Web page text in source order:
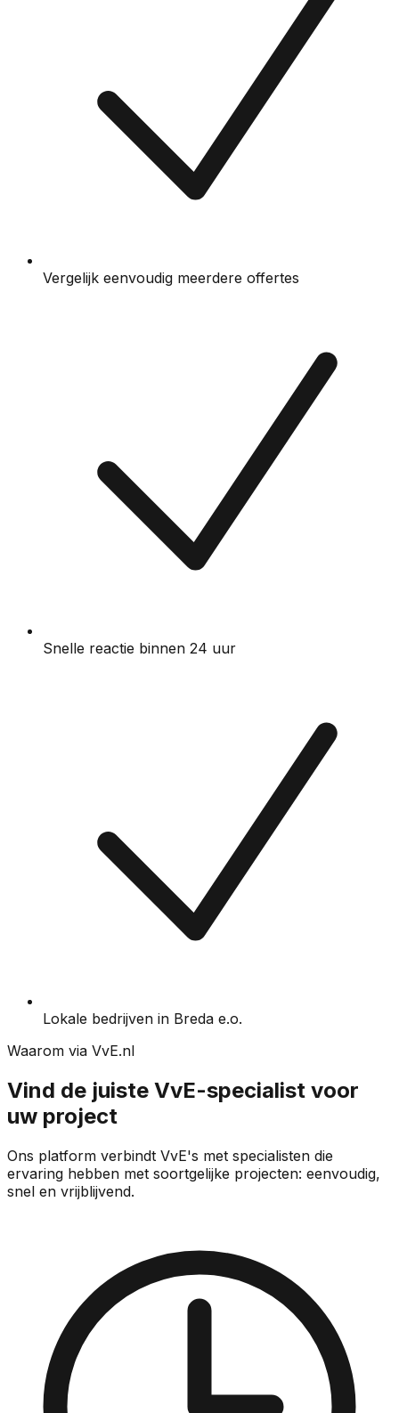
Vergelijk eenvoudig meerdere offertes
Snelle reactie binnen 24 uur
Lokale bedrijven in Breda e.o.
Waarom via VvE.nl
Vind de juiste VvE-specialist voor
uw project
Ons platform verbindt VvE's met specialisten die
ervaring hebben met soortgelijke projecten: eenvoudig,
snel en vrijblijvend.